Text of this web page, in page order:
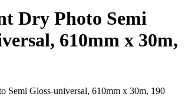
Dry Photo Semi
610mm x 30m,
Semi Gloss-universal, 610mm x 30m, 190